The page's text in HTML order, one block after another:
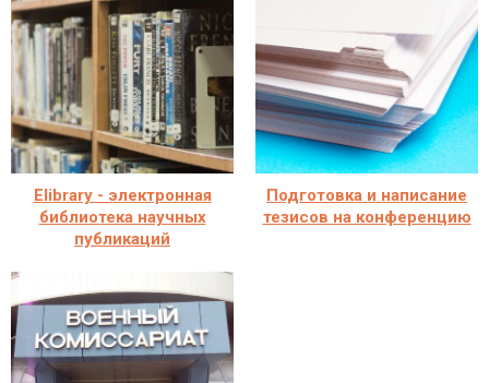
Elibrary - электронная
библиотека научных
публикаций
Подготовка и написание
тезисов на конференцию